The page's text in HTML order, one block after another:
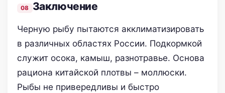
Заключение
Черную рыбу пытаются акклиматизировать
в различных областях России. Подкормкой
служит осока, камыш, разнотравье. Основа
рациона китайской плотвы – моллюски.
Рыбы не привередливы и быстро